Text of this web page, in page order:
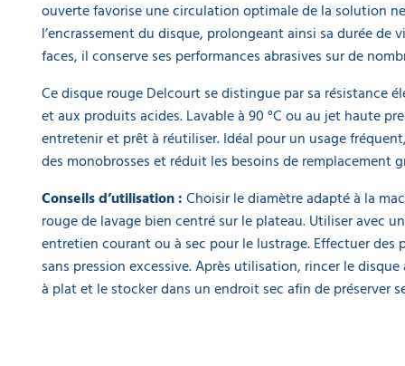
ouverte favorise une circulation optimale de la solution
l’encrassement du disque, prolongeant ainsi sa durée de
faces, il conserve ses performances abrasives sur de
Ce disque rouge Delcourt se distingue par sa résistance
et aux produits acides. Lavable à 90 °C ou au jet haute
entretenir et prêt à réutiliser. Idéal pour un usage
des monobrosses et réduit les besoins de remplacement
Conseils d’utilisation :Choisir le diamètre adapté à la
rouge de lavage bien centré sur le plateau. Utiliser avec
entretien courant ou à sec pour le lustrage. Effectuer des
sans pression excessive. Après utilisation, rincer le disque
à plat et le stocker dans un endroit sec afin de préserver